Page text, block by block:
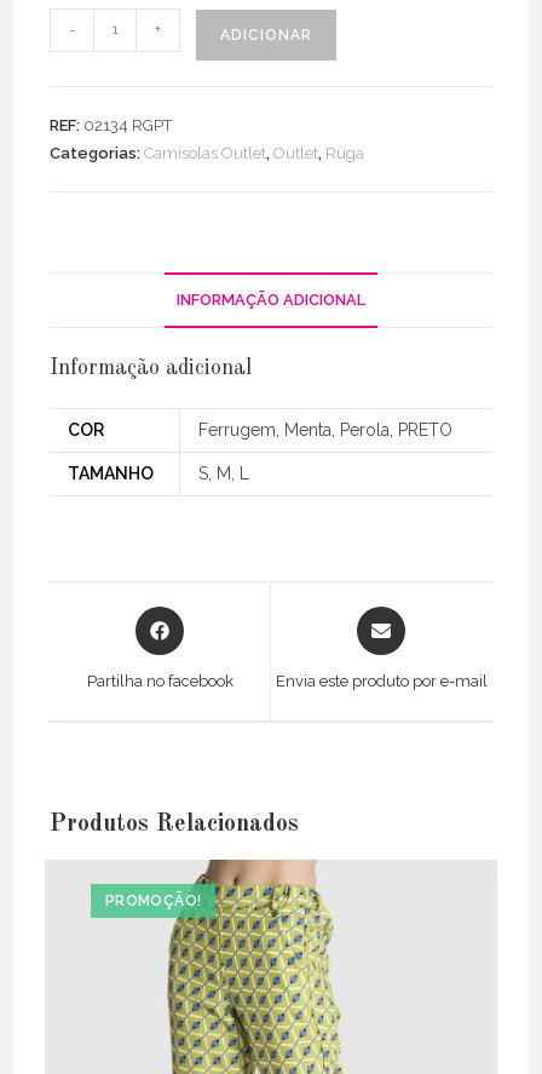
Quantidade
de
- + ADICIONAR
REF: 02134 RGPT
Categorias:Camisolas Outlet,Outlet, Rüga
INFORMAÇÃO ADICIONAL
Informação adicional
COR Ferrugem, Menta, Perola, PRETO
TAMANHO S, M, L
Opens
in
Partilha no facebook
Opens
in
Envia este produto por e-mail
Produtos Relacionados
PROMOÇÃO!